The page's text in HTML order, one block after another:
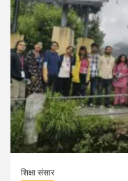
शिक्षा संसार